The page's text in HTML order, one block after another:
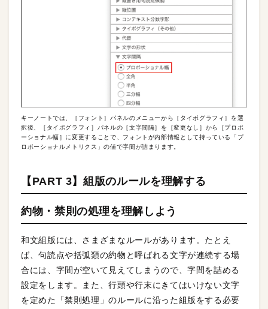
キーノートでは、［フォント］パネルのメニューから［タイポグラフィ］を選
択後、［タイポグラフィ］パネルの［文字間隔］を［変更なし］から［プロポ
ーショナル幅］に変更することで、フォントが内部情報として持っている「プ
ロポーショナルメトリクス」の値で字間が詰まります。
【PART 3】組版のルールを理解する
約物・禁則の処理を理解しよう
和文組版には、さまざまなルールがあります。たとえ
ば、句読点や括弧類の約物と呼ばれる文字が連続する場
合には、字間が空いて見えてしまうので、字間を詰める
設定をします。また、行頭や行末にきてはいけない文字
を定めた「禁則処理」のルールに沿った組版をする必要